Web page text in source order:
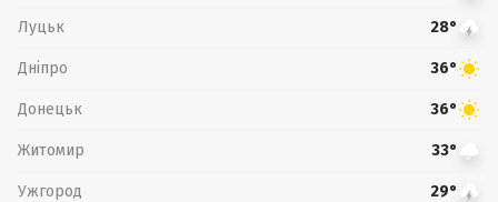
Луцьк 28°
Дніпро 36°
Донецьк 36°
Житомир 33°
Ужгород 29°